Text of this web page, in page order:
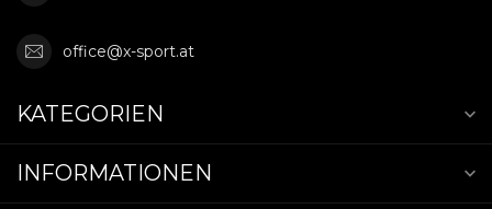
office@x-sport.at
KATEGORIEN
INFORMATIONEN